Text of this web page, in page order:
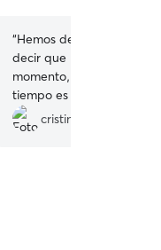
“Hemos dejado a Nala
decir que he estado
momento, Sonia que es
tiempo es super atenta y
animales, estás
son adorables con los
cristina C.